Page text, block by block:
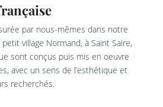
par nous-mêmes dans notre
village Normand, à Saint Saire,
sont conçus puis mis en oeuvre
avec un sens de l’esthétique et
recherchés.